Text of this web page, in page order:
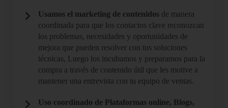
Usamos el marketing de contenidosde manera
coordinada para que los contactos clave reconozcan
los problemas, necesidades y oportunidades de
mejora que pueden resolver con tus soluciones
técnicas, Luego los incubamos y preparamos para la
compra a través de contenido útil que les motive a
mantener una entrevista con tu equipo de ventas.
Uso coordinado de Plataformas online, Blogs,